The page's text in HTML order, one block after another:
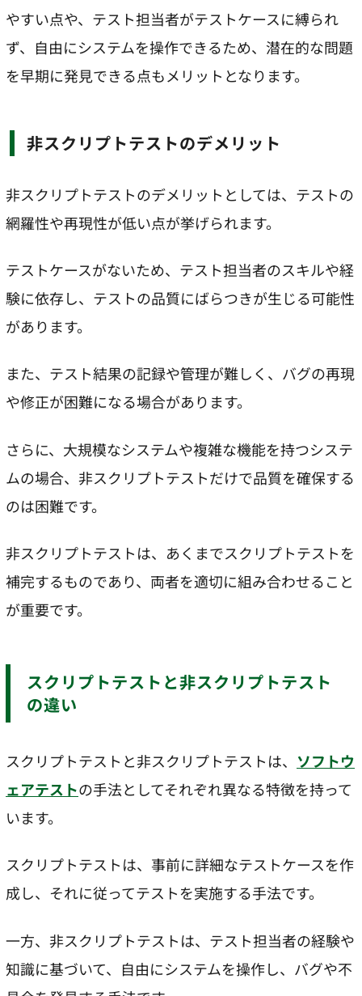
やすい点や、テスト担当者がテストケースに縛られ
ず、自由にシステムを操作できるため、潜在的な問題
を早期に発見できる点もメリットとなります。
非スクリプトテストのデメリット
非スクリプトテストのデメリットとしては、テストの
網羅性や再現性が低い点が挙げられます。
テストケースがないため、テスト担当者のスキルや経
験に依存し、テストの品質にばらつきが生じる可能性
があります。
また、テスト結果の記録や管理が難しく、バグの再現
や修正が困難になる場合があります。
さらに、大規模なシステムや複雑な機能を持つシステ
ムの場合、非スクリプトテストだけで品質を確保する
のは困難です。
非スクリプトテストは、あくまでスクリプトテストを
補完するものであり、両者を適切に組み合わせること
が重要です。
スクリプトテストと非スクリプトテスト
の違い
スクリプトテストと非スクリプトテストは、 ソフトウ
ェアテストの手法としてそれぞれ異なる特徴を持って
います。
スクリプトテストは、事前に詳細なテストケースを作
成し、それに従ってテストを実施する手法です。
一方、非スクリプトテストは、テスト担当者の経験や
知識に基づいて、自由にシステムを操作し、バグや不